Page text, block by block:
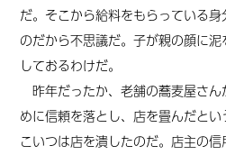
だ。そこから給料をもらっている
のだから不思議だ。子が親の顔に
しておるわけだ。
昨年だったか、老舗の蕎麦屋さ
めに信頼を落とし、店を畳んだとい
こいつは店を潰したのだ。店主の信